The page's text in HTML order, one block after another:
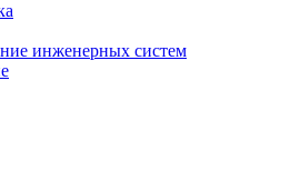
инженерных систем